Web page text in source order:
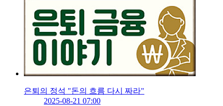
은퇴의 정석 "돈의 흐름 다시 짜라"
2025-08-21 07:00